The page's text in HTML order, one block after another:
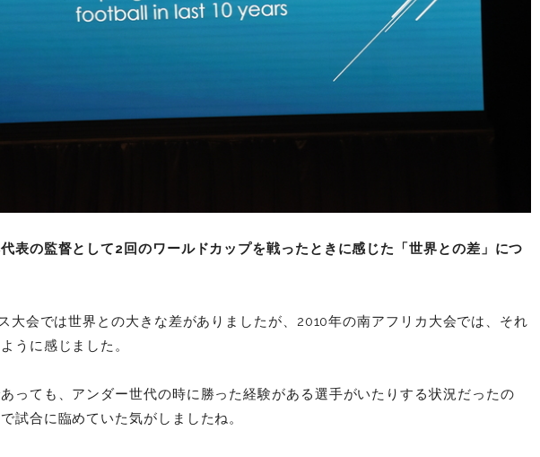
表の監督として2回のワールドカップを戦ったときに感じた「世界との差」につ
大会では世界との大きな差がありましたが、2010年の南アフリカ大会では、それ
うに感じました。
っても、アンダー世代の時に勝った経験がある選手がいたりする状況だったの
試合に臨めていた気がしましたね。